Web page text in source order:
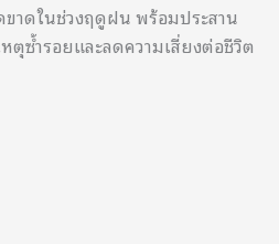
ขาดในช่วงฤดูฝน พร้อมประสาน
ซ้ำรอยและลดความเสี่ยงต่อชีวิต